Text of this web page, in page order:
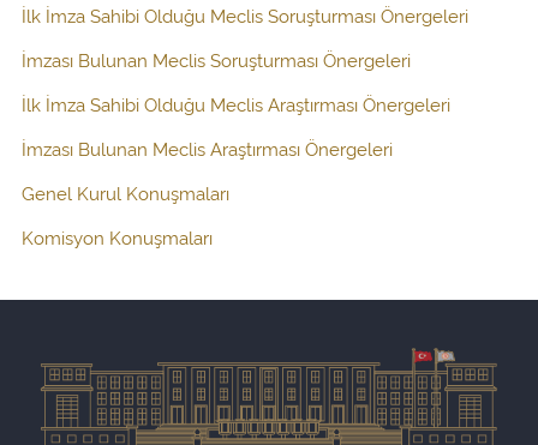
İlk İmza Sahibi Olduğu Meclis Soruşturması Önergeleri
İmzası Bulunan Meclis Soruşturması Önergeleri
İlk İmza Sahibi Olduğu Meclis Araştırması Önergeleri
İmzası Bulunan Meclis Araştırması Önergeleri
Genel Kurul Konuşmaları
Komisyon Konuşmaları